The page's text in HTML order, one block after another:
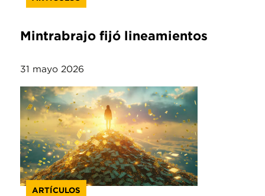
Mintrabrajo fijó lineamientos
31 mayo 2026
ARTÍCULOS